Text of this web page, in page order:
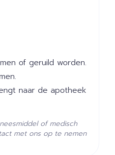
of geruild worden.
naar de apotheek
of medisch
met ons op te nemen